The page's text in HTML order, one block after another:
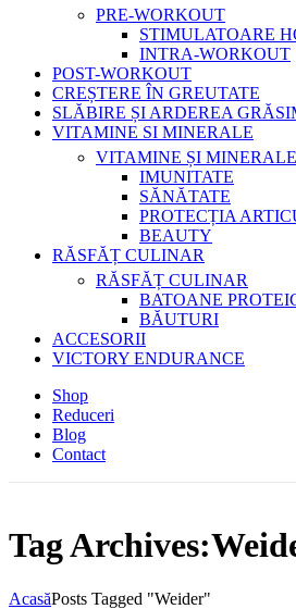
PRE-WORKOUT
STIMULATOARE
INTRA-WORKOUT
POST-WORKOUT
CREȘTERE ÎN GREUTATE
SLĂBIRE ȘI ARDEREA
VITAMINE SI MINERALE
VITAMINE ȘI MINERALE
IMUNITATE
SĂNĂTATE
PROTECȚIA
BEAUTY
RĂSFĂȚ CULINAR
RĂSFĂȚ CULINAR
BATOANE
BĂUTURI
ACCESORII
VICTORY ENDURANCE
Shop
Reduceri
Blog
Contact
Tag
AcasăPosts Tagged "Weider"